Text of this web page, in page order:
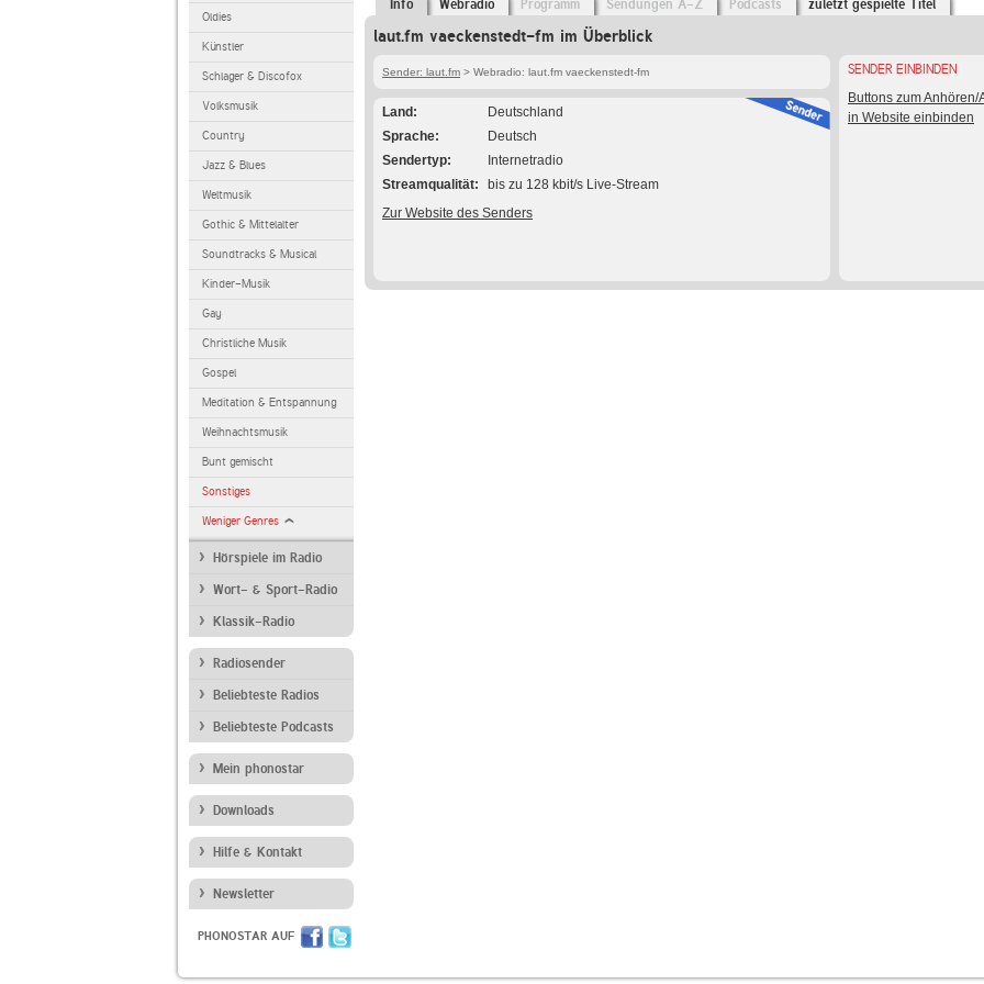
Oldies
Künstler
Schlager & Discofox
Volksmusik
Country
Jazz & Blues
Weltmusik
Gothic & Mittelalter
Soundtracks & Musical
Kinder-Musik
Gay
Christliche Musik
Gospel
Meditation & Entspannung
Weihnachtsmusik
Bunt gemischt
Sonstiges
Weniger Genres
Hörspiele im Radio
Wort- & Sport-Radio
Klassik-Radio
Radiosender
Beliebteste Radios
Beliebteste Podcasts
Mein phonostar
Downloads
Hilfe & Kontakt
Newsletter
PHONOSTAR AUF
Info Webradio Programm Sendungen A-Z Podcasts zuletzt gespielte Titel
laut.fm vaeckenstedt-fm im Überblick
Sender: laut.fm > Webradio: laut.fm vaeckenstedt-fm
Land
Deutschland
Sprache
Deutsch
Sendertyp
Internetradio
Streamqualität
bis zu 128 kbit/s Live-Stream
Zur Website des Senders
SENDER EINBINDEN
Buttons zum Anhören/
in Website einbinden